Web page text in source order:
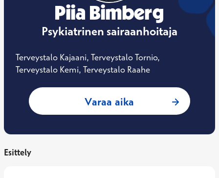
Piia Bimberg
Psykiatrinen sairaanhoitaja
Terveystalo Kajaani, Terveystalo Tornio,
Terveystalo Kemi, Terveystalo Raahe
Varaa aika : Piia Bimberg,
Esittely